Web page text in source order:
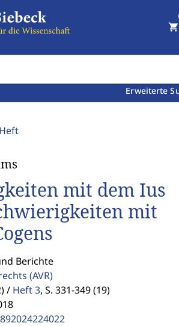
Erweiterte
shopping_cart
mit dem Ius
mit
Berichte
(AVR)
/ Heft 3, S. 331-349 (19)